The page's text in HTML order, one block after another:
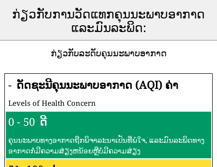
ກ່ຽວກັບການວັດແທກຄຸນນະພາບອາກາດ
ແລະມົນລະພິດ:
ກ່ຽວກັບລະດັບຄຸນນະພາບອາກາດ
- ດັດຊະນີຄຸນນະພາບອາກາດ (AQI) ຄ່າ
Levels of Health Concern
0 - 50 ດີ
ຄຸນນະພາບທາງອາກາດຖືກພິຈາລະນາເປັນທີ່ພໍໃຈ, ແລະມົນລະພິດທາງ
ອາກາດກໍ່ມີຄວາມສ່ຽງຫນ້ອຍຫຼືບໍ່ມີຄວາມສ່ຽງ